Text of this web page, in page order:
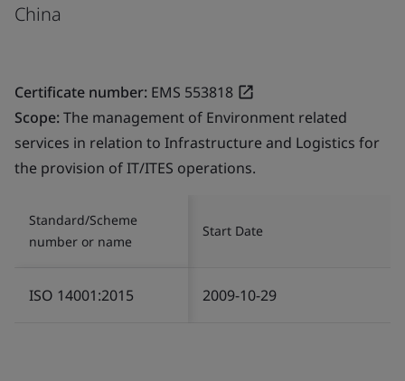
China
Certificate number: EMS 553818
Scope:The management of Environment related
services in relation to Infrastructure and Logistics for
the provision of IT/ITES operations.
Standard/Scheme
number or name
Start Date
ISO 14001:2015 2009-10-29